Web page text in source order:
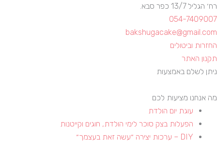
רח׳ הגליל 13/7 כפר סבא.
054-7409007
bakshugacake@gmail.com
החזרות וביטולים
תקנון האתר
ניתן לשלם באמצעות
מה אנחנו מציעות לכם
עוגת יום הולדת
הפעלות בצק סוכר לימי הולדת, חוגים וקייטנות​
DIY – ערכות יצירה ״עשה זאת בעצמך״